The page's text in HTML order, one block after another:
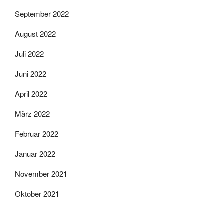
September 2022
August 2022
Juli 2022
Juni 2022
April 2022
März 2022
Februar 2022
Januar 2022
November 2021
Oktober 2021